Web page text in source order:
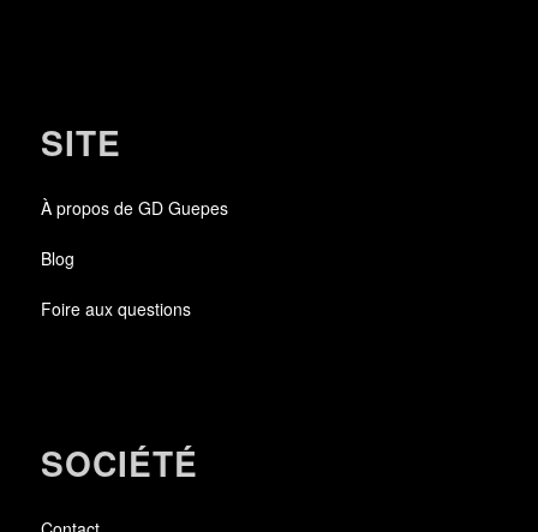
SITE
À propos de GD Guepes
Blog
Foire aux questions
SOCIÉTÉ